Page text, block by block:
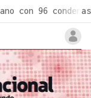
con 96 condenas